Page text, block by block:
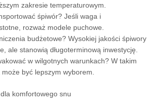
zakresie temperaturowym.
śpiwór? Jeśli waga i
rozważ modele puchowe.
budżetowe? Wysokiej jakości śpiwory
ale stanowią długoterminową inwestycję.
w wilgotnych warunkach? W takim
być lepszym wyborem.
komfortowego snu